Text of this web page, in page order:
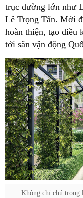
trục đường lớn như
Lê Trọng Tấn. Mới
hoàn thiện, tạo điều
tới sân vận động
Không chỉ chú trọng